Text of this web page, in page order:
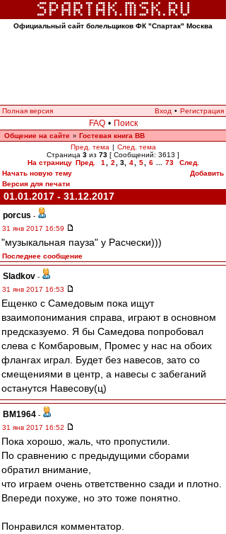
Официальный сайт болельщиков ФК "Спартак" Москва
Полная версия Вход • Регистрация
FAQ • Поиск
Общение на сайте » Гостевая книга ВВ
Пред. тема | След. тема
Страница 3 из 73 [ Сообщений: 3613 ]
На страницу Пред. 1 2 3, 4 5 6 73
След.
Начать новую тему
Добавить
Версия для печати
01.01.2017 - 31.12.2017
porcus -
31 янв 2017 16:59
"музыкальная пауза" у Расчески)))
Последнее сообщение
Sladkov -
31 янв 2017 16:53
Ещенко с Самедовым пока ищут
взаимопонимания справа, играют в основном
предсказуемо. Я бы Самедова попробовал
слева с Комбаровым, Промес у нас на обоих
флангах играл. Будет без навесов, зато со
смещениями в центр, а навесы с забеганий
останутся Навесову(ц)
BM1964 -
31 янв 2017 16:52
Пока хорошо, жаль, что пропустили.
По сравнению с предыдущими сборами
обратил внимание,
что играем очень ответственно сзади и плотно.
Впереди похуже, но это тоже понятно.
Понравился комментатор.